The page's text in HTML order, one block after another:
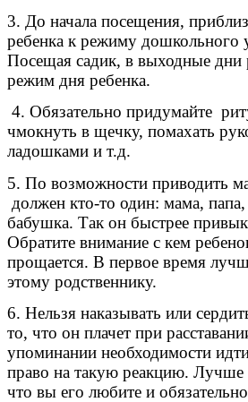
3. До начала посещения,
ребенка к режиму дошкольного
Посещая садик, в выходные дни
режим дня ребенка.
4. Обязательно придумайте
чмокнуть в щечку, помахать
ладошками и т.д.
5. По возможности приводить
должен кто-то один: мама,
бабушка. Так он быстрее
Обратите внимание с кем
прощается. В первое время
этому родственнику.
6. Нельзя наказывать или
то, что он плачет при
упоминании необходимости
право на такую реакцию. Лучше
что вы его любите и